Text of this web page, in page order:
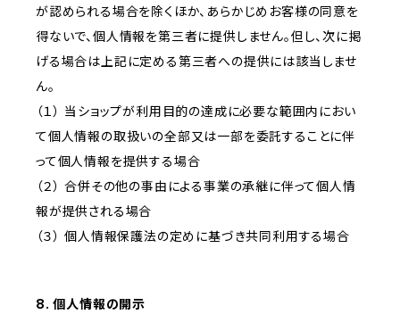
が認められる場合を除くほか、あらかじめお客様の同意を
得ないで、個人情報を第三者に提供しません。但し、次に掲
げる場合は上記に定める第三者への提供には該当しませ
ん。
（１） 当ショップが利用目的の達成に必要な範囲内におい
て個人情報の取扱いの全部又は一部を委託することに伴
って個人情報を提供する場合
（２） 合併その他の事由による事業の承継に伴って個人情
報が提供される場合
（３） 個人情報保護法の定めに基づき共同利用する場合
8. 個人情報の開示